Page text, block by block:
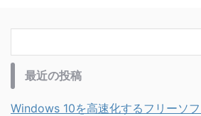
最近の投稿
Windows 10を高速化するフリーソ